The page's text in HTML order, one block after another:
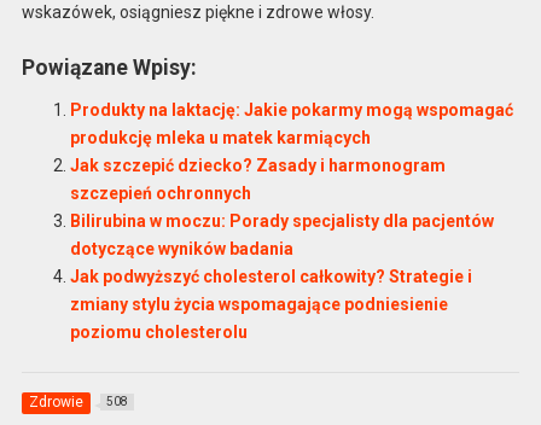
wskazówek, osiągniesz piękne i zdrowe włosy.
Powiązane Wpisy:
Produkty na laktację: Jakie pokarmy mogą wspomagać
produkcję mleka u matek karmiących
Jak szczepić dziecko? Zasady i harmonogram
szczepień ochronnych
Bilirubina w moczu: Porady specjalisty dla pacjentów
dotyczące wyników badania
Jak podwyższyć cholesterol całkowity? Strategie i
zmiany stylu życia wspomagające podniesienie
poziomu cholesterolu
Zdrowie 508